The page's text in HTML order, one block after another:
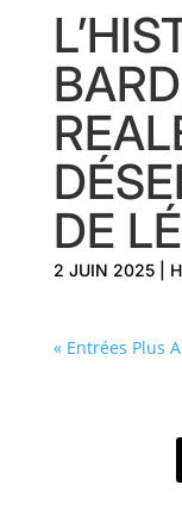
DE
2 JUIN 2025|
« Entrées Plus